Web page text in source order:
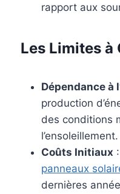
rapport aux
Les Limites à
Dépendance à
production
des conditions
l’ensoleillement.
Coûts Initiaux
panneaux
dernières